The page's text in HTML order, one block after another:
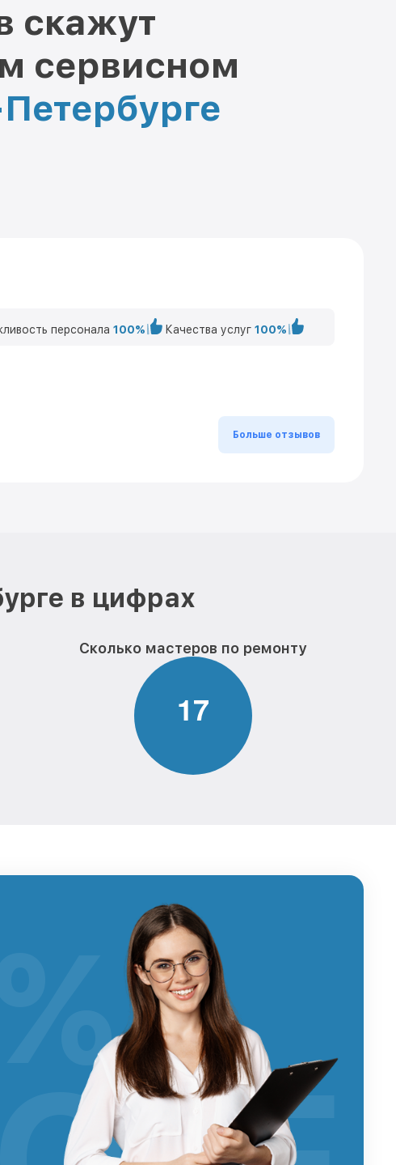
скажут
сервисном
персонала 100% Качества услуг 100%
Больше отзывов
в цифрах
Сколько мастеров по ремонту
17
%